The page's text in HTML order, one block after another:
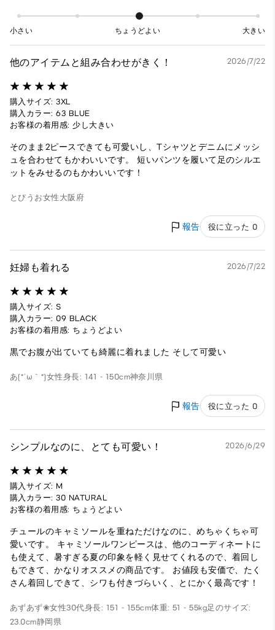
小さい ちょうどよい 大きい
他のアイテムと組み合わせがきく！ 2026/7/22
購入サイズ: 3XL
購入カラー: 63 BLUE
お客様の着用感: 少し大きい
そのまま2ピースできても可愛いし、Tシャツとデニムにメッシ
ュを合わせてもかわいいです。 短いパンツを履いて足のシルエ
ットをみせるのもかわいいです！
とびうお女性 大阪府
報告 役に立った 0
妊婦も着れる 2026/7/22
購入サイズ: S
購入カラー: 09 BLACK
お客様の着用感: ちょうどよい
黒でお腹が出ていても綺麗に着れました そして可愛い
あ(*´ω｀*)女性身長: 141 - 150cm神奈川県
報告 役に立った 0
シンプルなのに、とても可愛い！ 2026/6/29
購入サイズ: M
購入カラー: 30 NATURAL
お客様の着用感: ちょうどよい
チュールのキャミソールを重ねただけなのに、めちゃくちゃ可
愛いです。 キャミソールワンピースは、他のコーディネートに
も使えて、暑すぎる夏の印象を軽く見せてくれるので、着回し
もできて、かなりオススメの商品です。 お値段も安価で、たく
さん着回しできて、シワも付きづらいく、とにかく最高です！
あずあず❀女性30代身長: 151 - 155cm体重: 51 - 55kg足のサイズ:
23.0cm静岡県